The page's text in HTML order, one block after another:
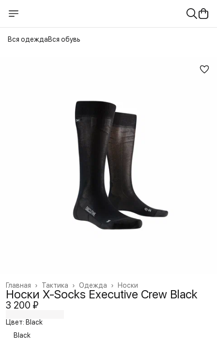
Вся одеждаВся обувь
Носки
Одежда ›
Тактика ›
Главная ›
Носки X-Socks Executive Crew Black
3 200 ₽
Цвет: Black
Black